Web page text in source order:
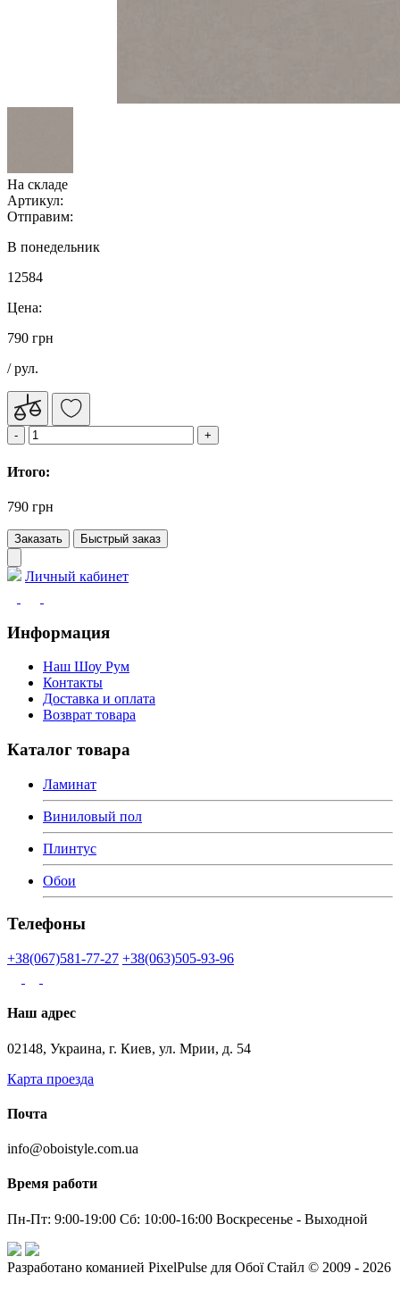
На складе
Артикул:
Отправим:
В понедельник
12584
Цена:
790 грн
/ рул.
Итого:
790 грн
Заказать Быстрый заказ
Личный кабинет
Информация
Наш Шоу Рум
Контакты
Доставка и оплата
Возврат товара
Каталог товара
Ламинат
Виниловый пол
Плинтус
Обои
Телефоны
+38(067)581-77-27 +38(063)505-93-96
Наш адрес
02148, Украина, г. Киев, ул. Мрии, д. 54
Карта проезда
Почта
info@oboistyle.com.ua
Время работи
Пн-Пт: 9:00-19:00 Сб: 10:00-16:00 Воскресенье - Выходной
Разработано команией PixelPulse для Обої Стайл © 2009 - 2026